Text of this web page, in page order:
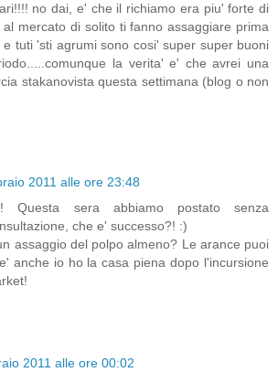
no dai, e' che il richiamo era piu' forte di
mercato di solito ti fanno assaggiare prima
tuti 'sti agrumi sono cosi' super super buoni
la verita' e' che avrei una
stakanovista questa settimana (blog o non
2011 alle ore 23:48
Questa sera abbiamo postato senza
che e' successo?! :)
assaggio del polpo almeno? Le arance puoi
anche io ho la casa piena dopo l'incursione
2011 alle ore 00:02